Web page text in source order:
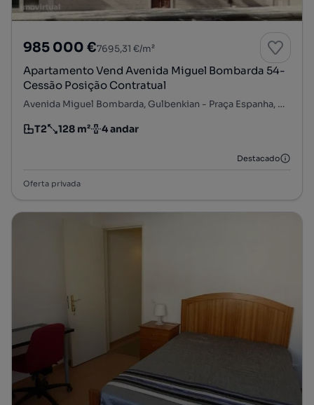
985 000 €7695,31 €/m²
Apartamento Vend Avenida Miguel Bombarda 54-
Cessão Posição Contratual
Avenida Miguel Bombarda, Gulbenkian - Praça Espanha, Avenidas Novas, Lisboa, Lisboa
Tipologia
T2
Preço por metro quadrado
128 m²
Andar 4 andar
Destacado
Oferta privada